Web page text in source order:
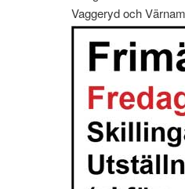
Vaggeryd och